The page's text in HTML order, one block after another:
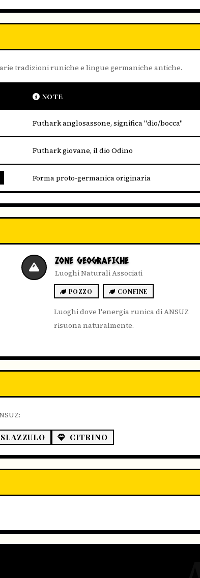
tradizioni runiche e lingue germaniche antiche.
NOTE
Futhark anglosassone, significa "dio/bocca"
Futhark giovane, il dio Odino
Forma proto-germanica originaria
ZONE GEOGRAFICHE
Luoghi Naturali Associati
POZZO CONFINE
Luoghi dove l'energia runica di ANSUZ
risuona naturalmente.
CITRINO